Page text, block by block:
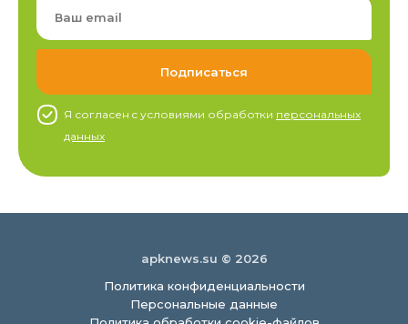
Я согласен c условиями обработки персональных
данных
apknews.su © 2026
Политика конфиденциальности
Персональные данные